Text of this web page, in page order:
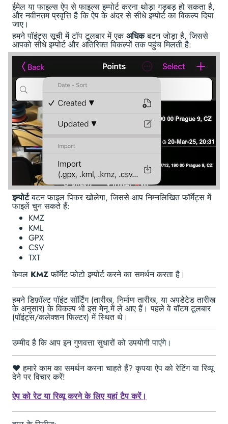
ईमेल या फाइल्स ऐप से फाइल्स इम्पोर्ट करना थोड़ा गड़बड़ हो सकता है,
और नवीनतम प्रवृत्ति है कि ऐप के अंदर से सीधे इम्पोर्ट का विकल्प दिया
जाए।
हमने पॉइंट्स सूची में टॉप टूलबार में एकअधिकबटन जोड़ा है, जिससे
आपको सीधे इम्पोर्ट और अतिरिक्त विकल्पों तक पहुंच मिलती है:
इम्पोर्टबटन फाइल पिकर खोलेगा, जिससे आप निम्नलिखित फॉर्मेट्स में
फाइलें चुन सकते हैं:
KMZ
KML
GPX
CSV
TXT
केवल KMZफॉर्मेट फोटो इम्पोर्ट करने का समर्थन करता है।
हमने डिफ़ॉल्ट पॉइंट सॉर्टिंग (तारीख, निर्माण तारीख, या अपडेटेड तारीख
के अनुसार) के विकल्प भी इस मेनू में ले आए हैं। पहले वे बॉटम टूलबार
(पॉइंट्स/कलेक्शन फिल्टर) में स्थित थे।
उम्मीद है कि आप इन गुणवत्ता सुधारों को उपयोगी पाएंगे।
❤️ हमारे काम का समर्थन करना चाहते हैं? कृपया ऐप को रेटिंग या रिव्यू
देने पर विचार करें!
ऐप को रेट या रिव्यू करने के लिए यहां टैप करें।